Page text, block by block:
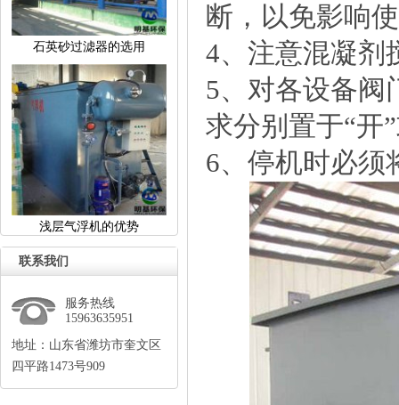
石英砂过滤器的选用
浅层气浮机的优势
联系我们
服务热线
15963635951
地址：山东省潍坊市奎文区
四平路1473号909
断，以免影响
4、注意混凝剂
5、对各设备阀
求分别置于“开
6、停机时必须